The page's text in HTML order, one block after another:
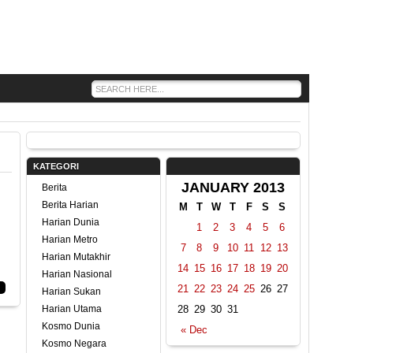
KATEGORI
Berita
Berita Harian
Harian Dunia
Harian Metro
Harian Mutakhir
Harian Nasional
Harian Sukan
Harian Utama
Kosmo Dunia
Kosmo Negara
JANUARY 2013
M T W T F S S
« Dec
1 2 3 4 5
6
7
8 9 10 11 12 13
14 15 16 17 18 19 20
21 22 23 24 25 26 27
28 29 30 31